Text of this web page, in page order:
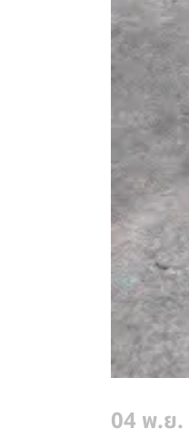
04 พ.ย.